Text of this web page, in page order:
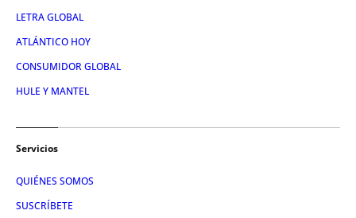
LETRA GLOBAL
ATLÁNTICO HOY
CONSUMIDOR GLOBAL
HULE Y MANTEL
Servicios
QUIÉNES SOMOS
SUSCRÍBETE